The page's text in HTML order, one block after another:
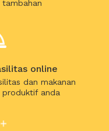
tambahan
online
dan makanan
produktif anda